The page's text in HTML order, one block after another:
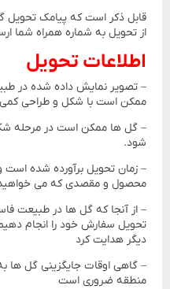
قابل ذکر است که پیامک
از تحویل به شماره همراه شما
اطلاعات تحویل
– تصویر نمایش داده شده در
ممکن است با شکل و طراحی
– گل ها ممکن است در مرحله
شود.
– زمان تحویل برآورده شده
محصول و مقصدی که می
– از آنجا که گل ها در طبیعت
تحویل سفارش خود را انجام
دیگر هدایت کرد
– گاهی اوقات جایگزینی گل ها
منطقه ضروری است